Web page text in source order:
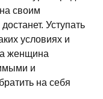
своим
Уступать
условиях и
женщина
и
на себя